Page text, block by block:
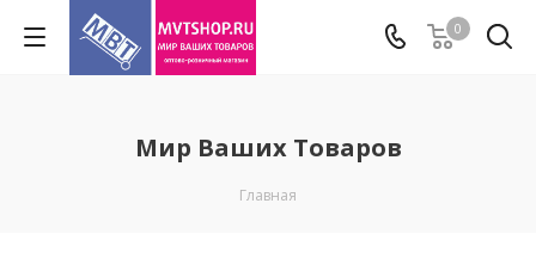
0
Мир Ваших Товаров
Главная